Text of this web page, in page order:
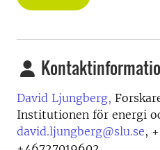
David Ljungberg,
Institutionen för energi
david.ljungberg@slu.se,